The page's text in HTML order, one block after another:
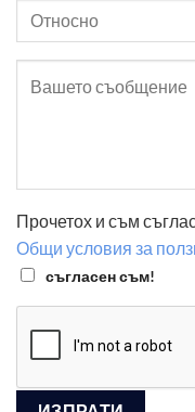
Прочетох и съм
Общи условия за
съгласен съм!